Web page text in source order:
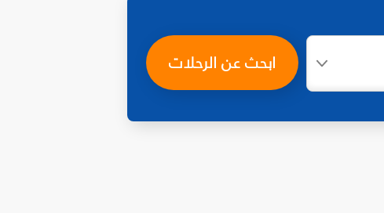
ابحث عن الرحلات